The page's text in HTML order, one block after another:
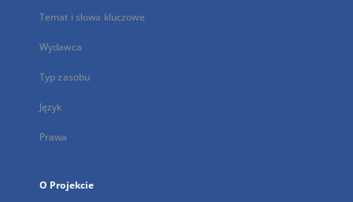
Temat i słowa kluczowe
Wydawca
Typ zasobu
Język
Prawa
O Projekcie